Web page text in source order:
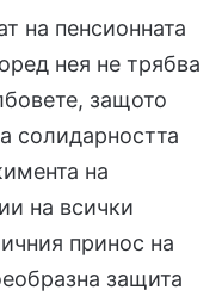
на пенсионната
нея не трябва
защото
солидарността
на
на всички
принос на
защита